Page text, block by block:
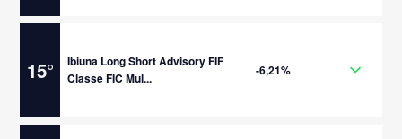
15°
Ibiuna Long Short Advisory FIF
Classe FIC Mul...
-6,21%